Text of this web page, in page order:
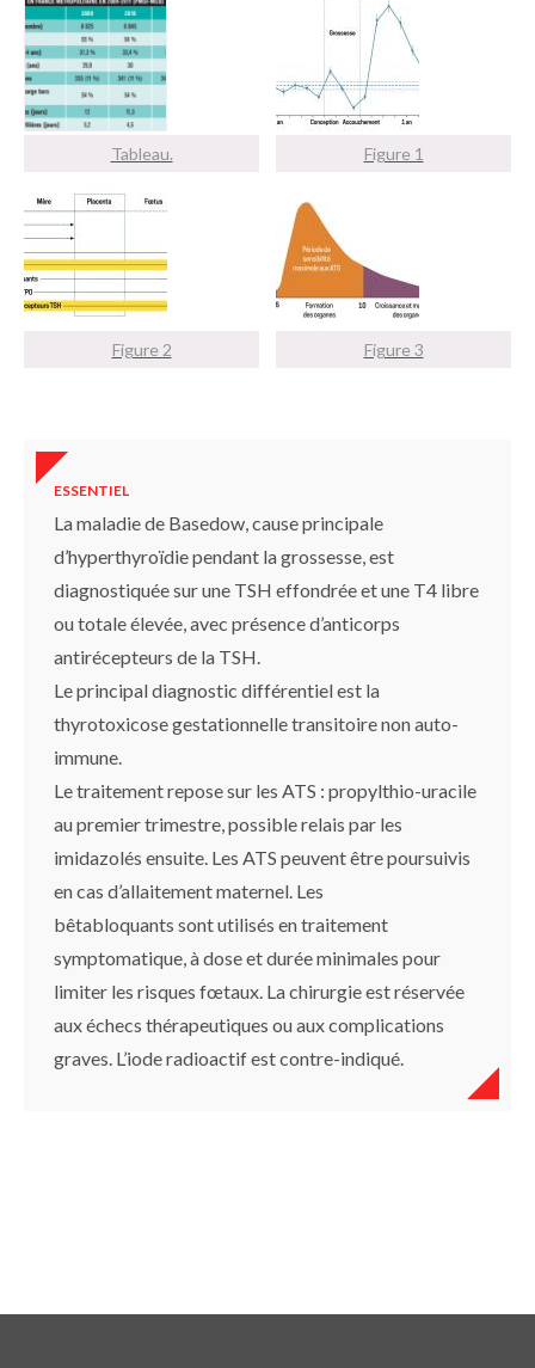
Tableau. Figure 1
Figure 2 Figure 3
ESSENTIEL
La maladie de Basedow, cause principale
d’hyperthyroïdie pendant la grossesse, est
diagnostiquée sur une TSH effondrée et une T4 libre
ou totale élevée, avec présence d’anticorps
antirécepteurs de la TSH.
Le principal diagnostic différentiel est la
thyrotoxicose gestationnelle transitoire non auto-
immune.
Le traitement repose sur les ATS : propylthio-uracile
au premier trimestre, possible relais par les
imidazolés ensuite. Les ATS peuvent être poursuivis
en cas d’allaitement maternel. Les
bêtabloquants sont utilisés en traitement
symptomatique, à dose et durée minimales pour
limiter les risques fœtaux. La chirurgie est réservée
aux échecs thérapeutiques ou aux complications
graves. L’iode radioactif est contre-indiqué.